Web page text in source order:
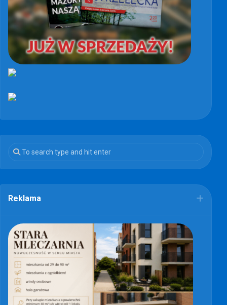
Reklama